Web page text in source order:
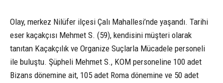
Olay, merkez Nilüfer ilçesi Çalı Mahallesi’nde yaşandı. Tarihi
eser kaçakçısı Mehmet S. (59), kendisini müşteri olarak
tanıtan Kaçakçılık ve Organize Suçlarla Mücadele personeli
ile buluştu. Şüpheli Mehmet S., KOM personeline 100 adet
Bizans dönemine ait, 105 adet Roma dönemine ve 50 adet